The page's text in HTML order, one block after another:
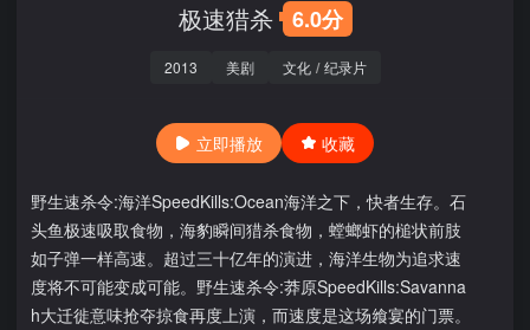
极速猎杀 6.0分
2013 美剧 文化 / 纪录片
立即播放 收藏
野生速杀令:海洋SpeedKills:Ocean海洋之下，快者生存。石
头鱼极速吸取食物，海豹瞬间猎杀食物，螳螂虾的槌状前肢
如子弹一样高速。超过三十亿年的演进，海洋生物为追求速
度将不可能变成可能。野生速杀令:莽原SpeedKills:Savanna
h大迁徙意味抢夺掠食再度上演，而速度是这场飨宴的门票。